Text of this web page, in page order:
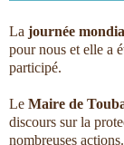
La journée
pour nous et elle a
participé.
Le Maire de
discours sur la
nombreuses actions.